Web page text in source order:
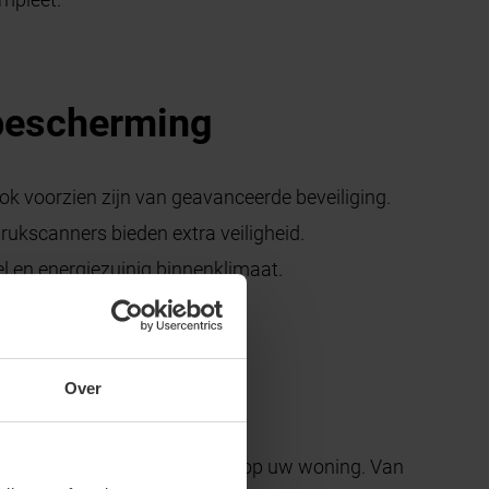
Over
voorzien zijn van geavanceerde beveiliging.
bieden extra veiligheid.
en energiezuinig binnenklimaat.
volledig kunt afstemmen op uw woning. Van